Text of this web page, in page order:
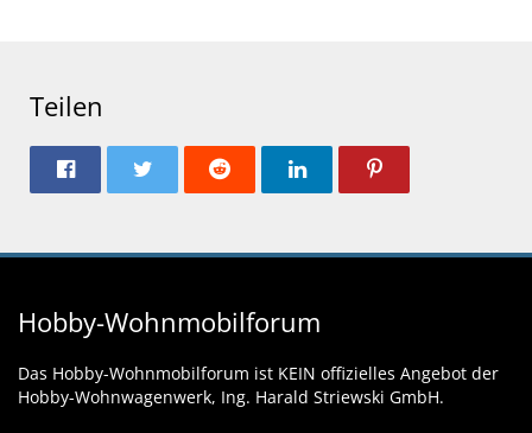
Teilen
Hobby-Wohnmobilforum
Das Hobby-Wohnmobilforum ist KEIN offizielles Angebot der
Hobby-Wohnwagenwerk, Ing. Harald Striewski GmbH.